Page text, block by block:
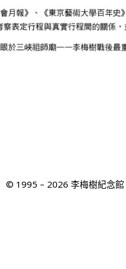
© 1995 – 2026 李梅樹紀念館